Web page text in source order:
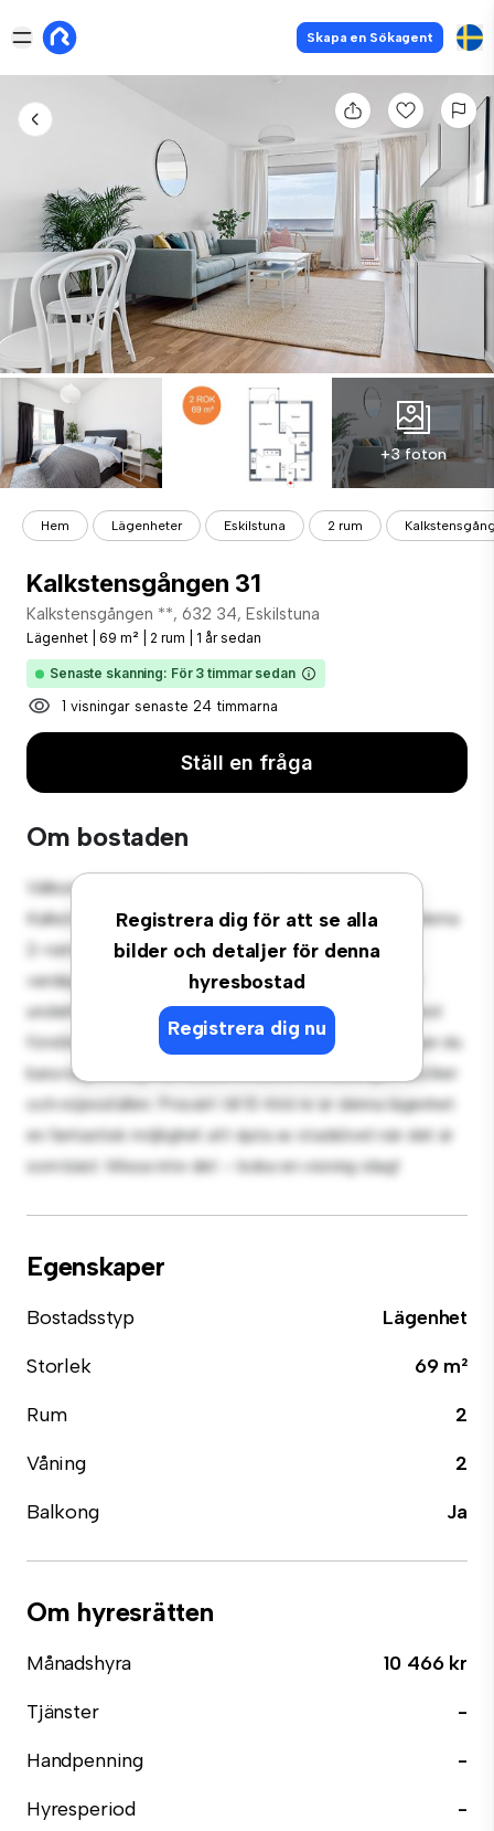
Skapa en Sökagent
+3 foton
Hem Lägenheter Eskilstuna 2 rum
Kalkstensgången 31
Kalkstensgången **, 632 34, Eskilstuna
Lägenhet 69 m² 2 rum 1 år sedan
Senaste skanning: För 3 timmar sedan
1 visningar senaste 24 timmarna
Ställ en fråga
Om bostaden
Registrera dig för att se alla
bilder och detaljer för denna
hyresbostad
Registrera dig nu
Välkommen till ditt nya urbana tillflyktsort på
Kalkstensgången 31, 632 34, Eskilstuna! Denna moderna
2-rumslägenhet erbjuder ett elegant och mysigt
vardagsrum. Den öppna planlösningen är perfekt för
underhållning, och det eleganta köket är utrustat med
förstklassiga apparater. Med sitt utmärkta läge ligger du
bara några steg från stadens bästa restauranger, butiker
och nöjesställen. Prisvärt till 10 466 kr är denna lägenhet
en fantastisk möjlighet att njuta av stadslivet när det är
som bäst. Missa inte det – boka en visning idag!
Egenskaper
Bostadsstyp
Lägenhet
Storlek
69 m²
Rum
2
Våning
2
Balkong
Ja
Om hyresrätten
Månadshyra
10 466 kr
Tjänster
-
Handpenning
-
Hyresperiod
-